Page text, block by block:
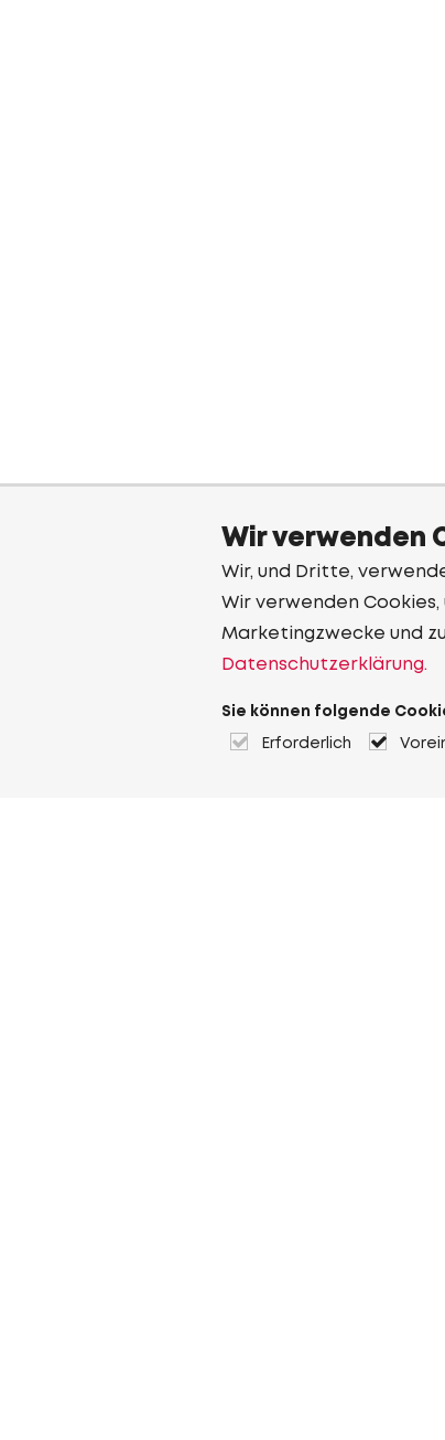
Wir verwenden
Wir, und Dritte,
Wir verwenden
Marketingzwecke und
Datenschutzerklärung.
Sie können folgende
Erforderlich